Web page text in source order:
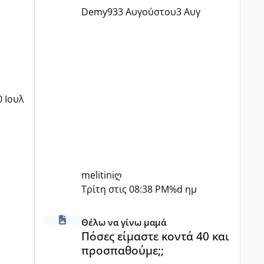
Ιουλ
Demy933 Αυγούστου3 Αυγ
melitiniღ
Τρίτη στις 08:38 PM%d ημ
Πόσες είμαστε κοντά 40 και προσπαθούμε;;
Θέλω να γίνω μαμά
Πόσες είμαστε κοντά 40 και
προσπαθούμε;;